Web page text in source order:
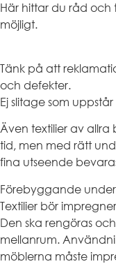
Här hittar du råd och
möjligt.
Tänk på att
och defekter.
Ej slitage som
Även textilier av allra
tid, men med rätt
fina utseende
Förebyggande
Textilier bör
Den ska rengöras
mellanrum.
möblerna måste